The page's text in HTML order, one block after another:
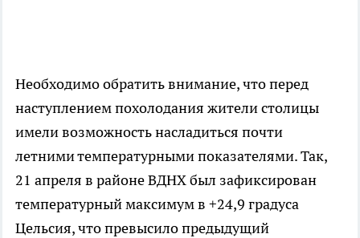
Необходимо обратить внимание, что перед
наступлением похолодания жители столицы
имели возможность насладиться почти
летними температурными показателями. Так,
21 апреля в районе ВДНХ был зафиксирован
температурный максимум в +24,9 градуса
Цельсия, что превысило предыдущий